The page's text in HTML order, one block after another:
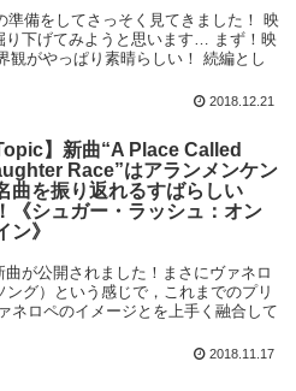
準備をしてさっそく見てきました！ 映
り下げてみようと思います… まず！映
観がやっぱり素晴らしい！ 続編とし
2018.12.21
】新曲“A Place Called
Race”はアランメンケン
曲を振り返れるすばらしい
《シュガー・ラッシュ：オン
ン》
が公開されました！まさにヴァネロ
グ）という感じで，これまでのプリ
ネロペのイメージとを上手く融合して
2018.11.17